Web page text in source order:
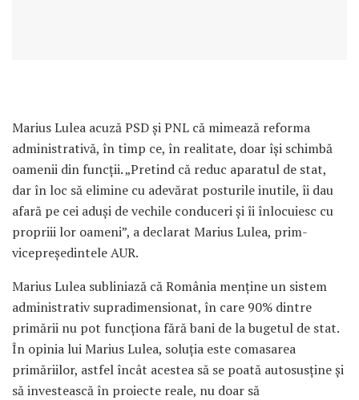
Marius Lulea acuză PSD și PNL că mimează reforma
administrativă, în timp ce, în realitate, doar își schimbă
oamenii din funcții. „Pretind că reduc aparatul de stat,
dar în loc să elimine cu adevărat posturile inutile, îi dau
afară pe cei aduși de vechile conduceri și îi înlocuiesc cu
propriii lor oameni”, a declarat Marius Lulea, prim-
vicepreședintele AUR.
Marius Lulea subliniază că România menține un sistem
administrativ supradimensionat, în care 90% dintre
primării nu pot funcționa fără bani de la bugetul de stat.
În opinia lui Marius Lulea, soluția este comasarea
primăriilor, astfel încât acestea să se poată autosusține și
să investească în proiecte reale, nu doar să